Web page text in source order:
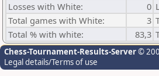
Losses with White:
0
Total games with White:
3
Total % with white:
83,3
Chess-Tournament-Results-Server©
Legal details/Terms of use